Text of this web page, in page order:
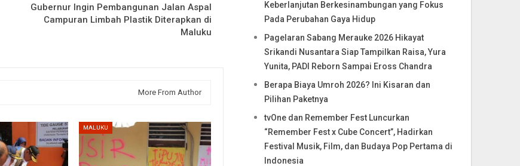
Gubernur Ingin Pembangunan Jalan Aspal
Campuran Limbah Plastik Diterapkan di
Maluku
More From Author
MALUKU
Keberlanjutan Berkesinambungan yang Fokus
Pada Perubahan Gaya Hidup
Pagelaran Sabang Merauke 2026 Hikayat
Srikandi Nusantara Siap Tampilkan Raisa, Yura
Yunita, PADI Reborn Sampai Eross Chandra
Berapa Biaya Umroh 2026? Ini Kisaran dan
Pilihan Paketnya
tvOne dan Remember Fest Luncurkan
“Remember Fest x Cube Concert”, Hadirkan
Festival Musik, Film, dan Budaya Pop Pertama di
Indonesia